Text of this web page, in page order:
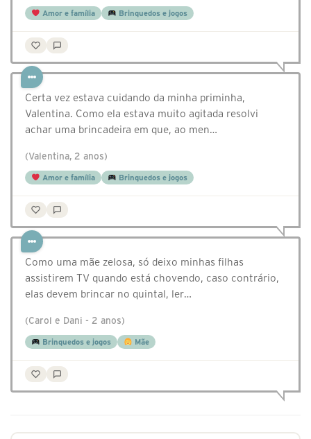
Amor e família Brinquedos e jogos
Certa vez estava cuidando da minha priminha,
Valentina. Como ela estava muito agitada resolvi
achar uma brincadeira em que, ao men…
(Valentina, 2 anos)
Amor e família Brinquedos e jogos
Como uma mãe zelosa, só deixo minhas filhas
assistirem TV quando está chovendo, caso contrário,
elas devem brincar no quintal, ler…
(Carol e Dani - 2 anos)
Brinquedos e jogos Mãe